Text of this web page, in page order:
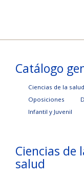
Catálogo
Ciencias de la salud
Oposiciones
Infantil y Juvenil
Ciencias de
salud